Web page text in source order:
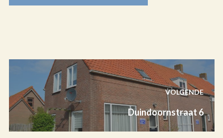
VOLGENDE
Duindoornstraat 6